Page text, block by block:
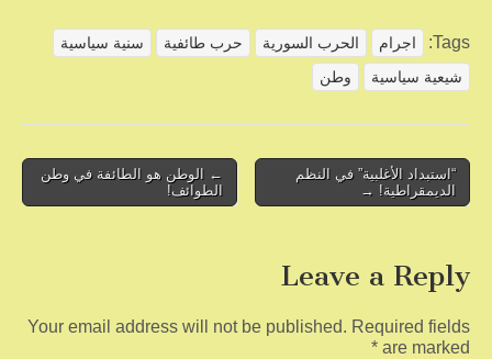
c
e
o
k
tt
er
ail
ar
Tags: اجرام الحرب السورية حرب طائفية
سنية سياسية
شيعية سياسية
وطن
Post
navigation
← الوطن هو الطائفة في وطن
الطوائف!
“استبداد الأغلبية” في النظم
الديمقراطية! →
Leave a Reply
Your email address will not be published. Required fields
are marked
*